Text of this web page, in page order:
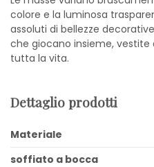
colore e la luminosa
assoluti di bellezze
che giocano insieme, vestite
tutta la vita.
Dettaglio prodotti
Materiale
soffiato a bocca